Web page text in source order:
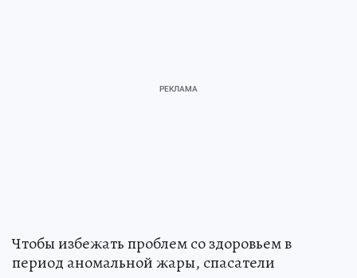
Чтобы избежать проблем со здоровьем в
период аномальной жары, спасатели